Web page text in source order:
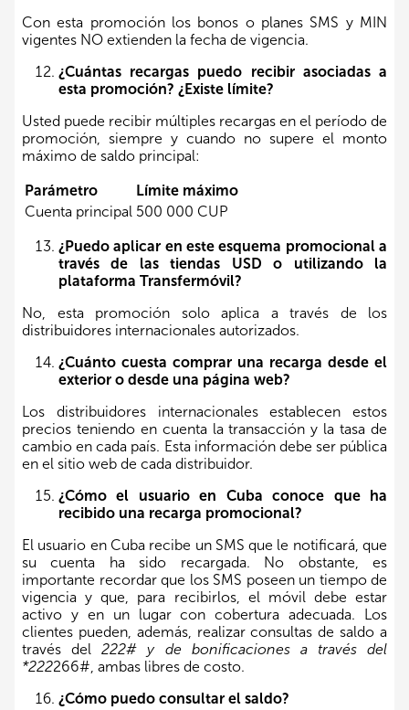
Con esta promoción los bonos o planes SMS y MIN
vigentes NO extienden la fecha de vigencia.
¿Cuántas recargas puedo recibir asociadas a
esta promoción? ¿Existe límite?
Usted puede recibir múltiples recargas en el período de
promoción, siempre y cuando no supere el monto
máximo de saldo principal:
Parámetro
Límite máximo
Cuenta principal 500 000 CUP
¿Puedo aplicar en este esquema promocional a
través de las tiendas USD o utilizando la
plataforma Transfermóvil?
No, esta promoción solo aplica a través de los
distribuidores internacionales autorizados.
¿Cuánto cuesta comprar una recarga desde el
exterior o desde una página web?
Los distribuidores internacionales establecen estos
precios teniendo en cuenta la transacción y la tasa de
cambio en cada país. Esta información debe ser pública
en el sitio web de cada distribuidor.
¿Cómo el usuario en Cuba conoce que ha
recibido una recarga promocional?
El usuario en Cuba recibe un SMS que le notificará, que
su cuenta ha sido recargada. No obstante, es
importante recordar que los SMS poseen un tiempo de
vigencia y que, para recibirlos, el móvil debe estar
activo y en un lugar con cobertura adecuada. Los
clientes pueden, además, realizar consultas de saldo a
través del222# y de bonificaciones a través del
*222266#, ambas libres de costo.
¿Cómo puedo consultar el saldo?